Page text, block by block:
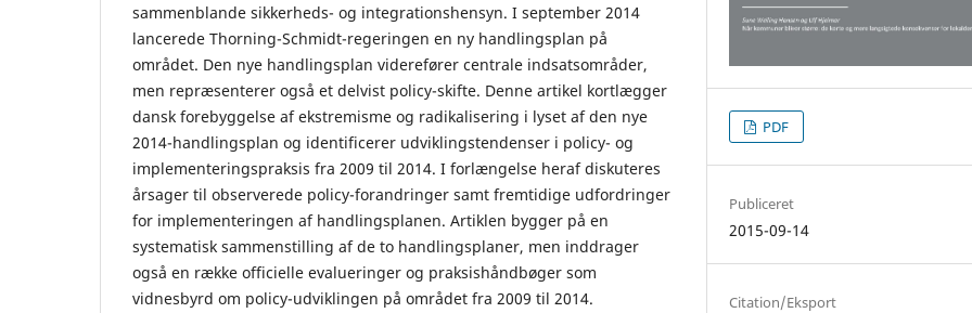
sammenblande sikkerheds- og integrationshensyn. I september 2014
lancerede Thorning-Schmidt-regeringen en ny handlingsplan på
området. Den nye handlingsplan viderefører centrale indsatsområder,
men repræsenterer også et delvist policy-skifte. Denne artikel kortlægger
dansk forebyggelse af ekstremisme og radikalisering i lyset af den nye
2014-handlingsplan og identificerer udviklingstendenser i policy- og
implementeringspraksis fra 2009 til 2014. I forlængelse heraf diskuteres
årsager til observerede policy-forandringer samt fremtidige udfordringer
for implementeringen af handlingsplanen. Artiklen bygger på en
systematisk sammenstilling af de to handlingsplaner, men inddrager
også en række officielle evalueringer og praksishåndbøger som
vidnesbyrd om policy-udviklingen på området fra 2009 til 2014.
PDF
Publiceret
2015-09-14
Citation/Eksport